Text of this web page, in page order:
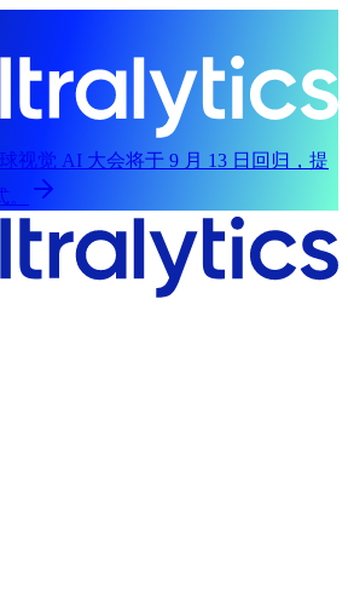
视觉 AI 大会将于 9 月 13 日回归，提